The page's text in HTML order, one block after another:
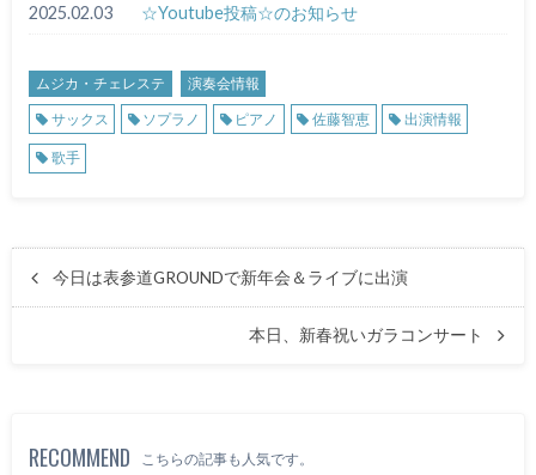
2025.02.03 ☆Youtube投稿☆のお知らせ
ムジカ・チェレステ
演奏会情報
サックス
ソプラノ ピアノ 佐藤智恵 出演情報
歌手
今日は表参道GROUNDで新年会＆ライブに出演
本日、新春祝いガラコンサート
RECOMMEND こちらの記事も人気です。